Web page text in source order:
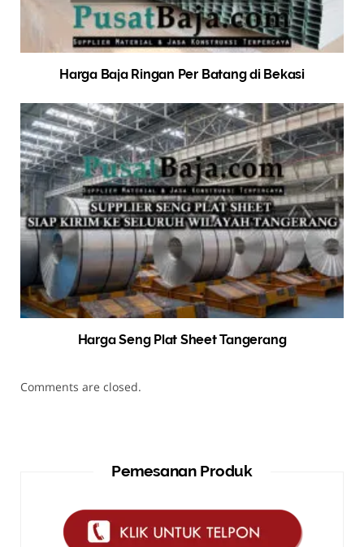
Harga Baja Ringan Per Batang di Bekasi
Harga Seng Plat Sheet Tangerang
Comments are closed.
Pemesanan Produk